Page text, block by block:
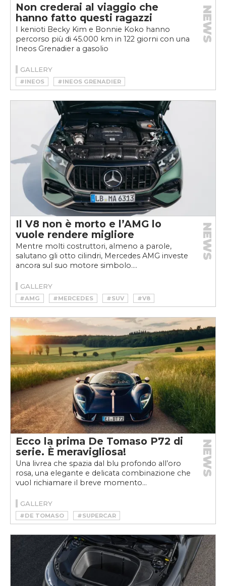
Non crederai al viaggio che
hanno fatto questi ragazzi
I kenioti Becky Kim e Bonnie Koko hanno
percorso più di 45.000 km in 122 giorni con una
Ineos Grenadier a gasolio
NEWS
GALLERY
#INEOS #INEOS GRENADIER
Il V8 non è morto e l’AMG lo
vuole rendere migliore
Mentre molti costruttori, almeno a parole,
salutano gli otto cilindri, Mercedes AMG investe
ancora sul suo motore simbolo....
NEWS
GALLERY
#AMG #MERCEDES #SUV #V8
Ecco la prima De Tomaso P72 di
serie. È meravigliosa!
Una livrea che spazia dal blu profondo all’oro
rosa, una elegante e delicata combinazione che
vuol richiamare il breve momento...
NEWS
GALLERY
#DE TOMASO #SUPERCAR